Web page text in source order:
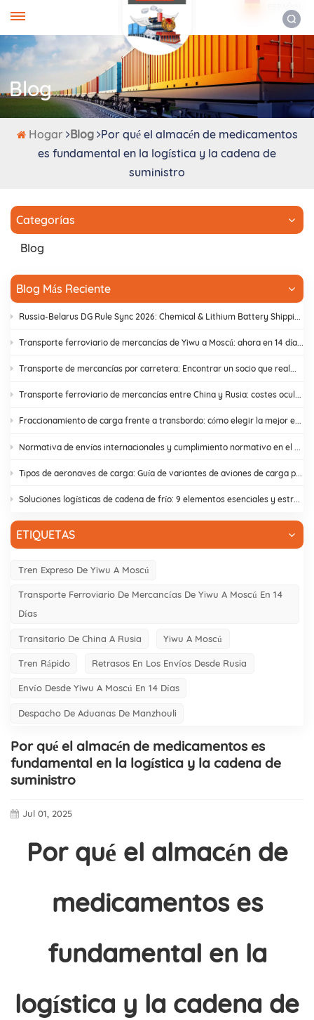
Blog
Hogar Blog Por qué el almacén de medicamentos
es fundamental en la logística y la cadena de
suministro
Categorías
Blog
Blog Más Reciente
Transporte de mercancías por carretera: Encontrar un socio que realmente cumpla
Transporte ferroviario de mercancías entre China y Rusia: costes ocultos y cómo evitarlos.
Fraccionamiento de carga frente a transbordo: cómo elegir la mejor estrategia de envío.
Soluciones logísticas de cadena de frío: 9 elementos esenciales y estrategias de diseño
ETIQUETAS
Tren Expreso De Yiwu A Moscú
Transporte Ferroviario De Mercancías De Yiwu A Moscú En 14
Días
Transitario De China A Rusia Yiwu A Moscú
Tren Rápido Retrasos En Los Envíos Desde Rusia
Envío Desde Yiwu A Moscú En 14 Días
Despacho De Aduanas De Manzhouli
Por qué el almacén de medicamentos es
fundamental en la logística y la cadena de
suministro
Jul 01, 2025
Por qué el almacén de
medicamentos es
fundamental en la
logística y la cadena de